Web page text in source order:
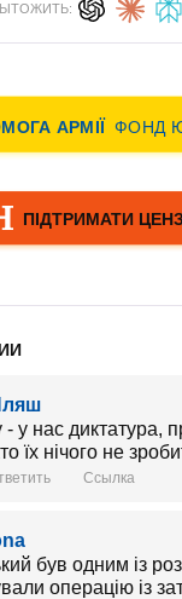
у нас диктатура,
їх нічого не
Ссылка
був одним із
операцію із